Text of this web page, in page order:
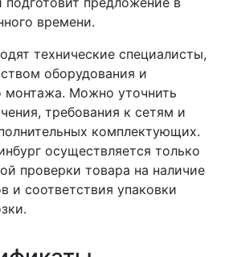
времени.
технические специалисты,
оборудования и
монтажа. Можно уточнить
требования к сетям и
комплектующих.
осуществляется только
проверки товара на наличие
и соответствия упаковки